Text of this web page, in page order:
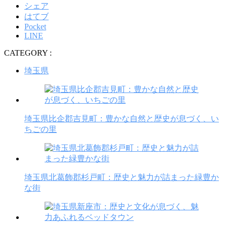
シェア
はてブ
Pocket
LINE
CATEGORY :
埼玉県
埼玉県比企郡吉見町：豊かな自然と歴史が息づく、い
ちごの里
埼玉県北葛飾郡杉戸町：歴史と魅力が詰まった緑豊か
な街